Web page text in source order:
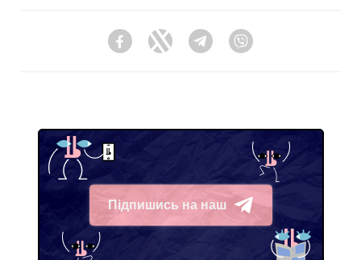
FacebookTwitter Telegram
Підпишись на наш
Telegram